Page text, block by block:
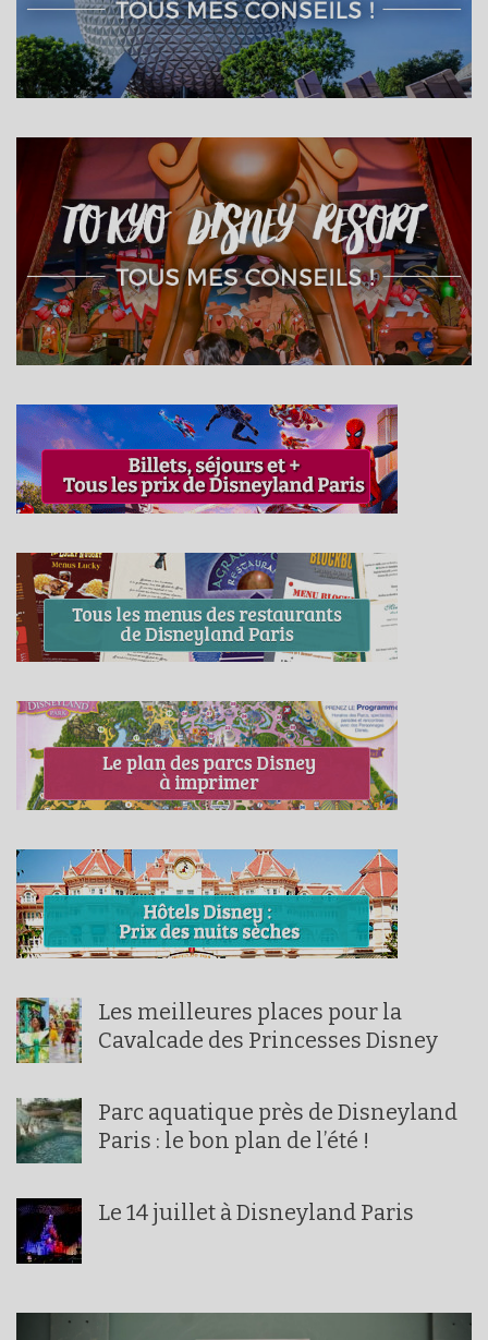
Les meilleures places pour la
Cavalcade des Princesses Disney
Parc aquatique près de Disneyland
Paris : le bon plan de l’été !
Le 14 juillet à Disneyland Paris